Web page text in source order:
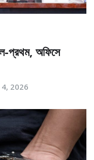
প্রথম, অফিসে
2026